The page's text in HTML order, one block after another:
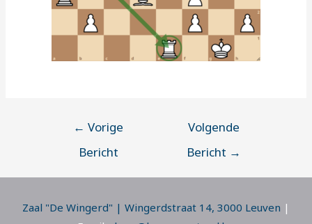
← Vorige
Bericht
Volgende
Bericht →
Zaal "De Wingerd" | Wingerdstraat 14, 3000 Leuven |